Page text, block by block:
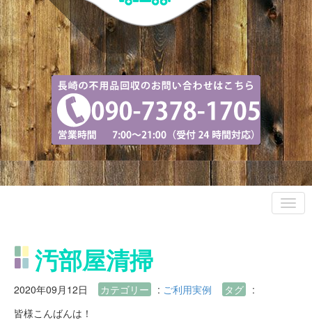
汚部屋清掃
2020年09月12日 カテゴリー : ご利用実例 タグ
:
皆様こんばんは！